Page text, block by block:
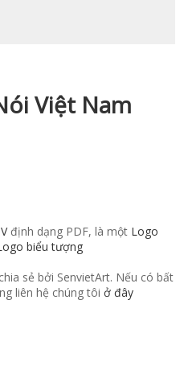
Việt Nam
định dạng PDF, là một Logo
biểu tượng
sẻ bởi SenvietArt. Nếu có bất
liên hệ chúng tôiở đây